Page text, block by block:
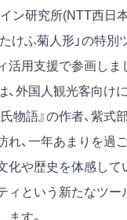
ン研究所(NTT西日
たけふ菊人形」の特
活用支援で参画しま
外国人観光客向け
物語』の作者、紫
れ、一年あまりを過
化や歴史を体感して
という新たなツー
す。